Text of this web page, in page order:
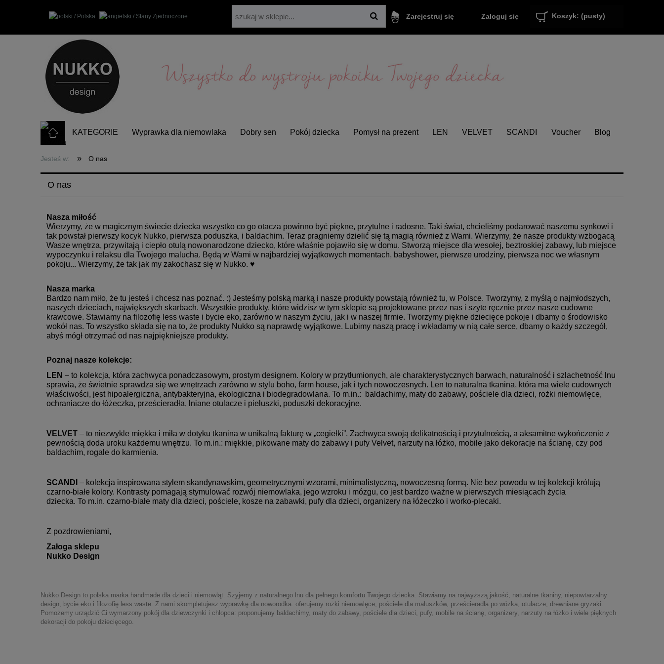
Koszyk: (pusty)
Zarejestruj się Zaloguj się
KATEGORIE Wyprawka dla niemowlaka Dobry sen Pokój dziecka Pomysł na prezent LEN VELVET SCANDI Voucher Blog
Częste pytania
Jesteś w: » O nas
O nas
Nasza miłość
Wierzymy, że w magicznym świecie dziecka wszystko co go otacza powinno być piękne, przytulne i radosne. Taki świat, chcieliśmy podarować naszemu synkowi i
tak powstał pierwszy kocyk Nukko, pierwsza poduszka, i baldachim. Teraz pragniemy dzielić się tą magią również z Wami. Wierzymy, że nasze produkty wzbogacą
Wasze wnętrza, przywitają i ciepło otulą nowonarodzone dziecko, które właśnie pojawiło się w domu. Stworzą miejsce dla wesołej, beztroskiej zabawy, lub miejsce
wypoczynku i relaksu dla Twojego malucha. Będą w Wami w najbardziej wyjątkowych momentach, babyshower, pierwsze urodziny, pierwsza noc we własnym
pokoju... Wierzymy, że tak jak my zakochasz się w Nukko. ♥
Nasza marka
Bardzo nam miło, że tu jesteś i chcesz nas poznać. :) Jesteśmy polską marką i nasze produkty powstają również tu, w Polsce. Tworzymy, z myślą o najmłodszych,
naszych dzieciach, największych skarbach. Wszystkie produkty, które widzisz w tym sklepie są projektowane przez nas i szyte ręcznie przez nasze cudowne
krawcowe. Stawiamy na filozofię less waste i bycie eko, zarówno w naszym życiu, jak i w naszej firmie. Tworzymy piękne dziecięce pokoje i dbamy o środowisko
wokół nas. To wszystko składa się na to, że produkty Nukko są naprawdę wyjątkowe. Lubimy naszą pracę i wkładamy w nią całe serce, dbamy o każdy szczegół,
abyś mógł otrzymać od nas najpiękniejsze produkty.
Poznaj nasze kolekcje:
LEN – to kolekcja, która zachwyca ponadczasowym, prostym designem. Kolory w przytłumionych, ale charakterystycznych barwach, naturalność i szlachetność lnu
sprawia, że świetnie sprawdza się we wnętrzach zarówno w stylu boho, farm house, jak i tych nowoczesnych. Len to naturalna tkanina, która ma wiele cudownych
właściwości, jest hipoalergiczna, antybakteryjna, ekologiczna i biodegradowlana. To m.in.: baldachimy, maty do zabawy, pościele dla dzieci, rożki niemowlęce,
ochraniacze do łóżeczka, prześcieradła, lniane otulacze i pieluszki, poduszki dekoracyjne.
VELVET – to niezwykle miękka i miła w dotyku tkanina w unikalną fakturę w „cegiełki”. Zachwyca swoją delikatnością i przytulnością, a aksamitne wykończenie z
pewnością doda uroku każdemu wnętrzu. To m.in.: miękkie, pikowane maty do zabawy i pufy Velvet, narzuty na łóżko, mobile jako dekoracje na ścianę, czy pod
baldachim, rogale do karmienia.
SCANDI – kolekcja inspirowana stylem skandynawskim, geometrycznymi wzorami, minimalistyczną, nowoczesną formą. Nie bez powodu w tej kolekcji królują
czarno-białe kolory. Kontrasty pomagają stymulować rozwój niemowlaka, jego wzroku i mózgu, co jest bardzo ważne w pierwszych miesiącach życia
dziecka. To m.in. czarno-białe maty dla dzieci, pościele, kosze na zabawki, pufy dla dzieci, organizery na łóżeczko i worko-plecaki.
Z pozdrowieniami,
Załoga sklepu
Nukko Design
Nukko Design to polska marka handmade dla dzieci i niemowląt. Szyjemy z naturalnego lnu dla pełnego komfortu Twojego dziecka. Stawiamy na najwyższą jakość, naturalne tkaniny, niepowtarzalny
design, bycie eko i filozofię less waste. Z nami skompletujesz wyprawkę dla noworodka: oferujemy rożki niemowlęce, pościele dla maluszków, prześcieradła po wózka, otulacze, drewniane gryzaki.
Pomożemy urządzić Ci wymarzony pokój dla dziewczynki i chłopca: proponujemy baldachimy, maty do zabawy, pościele dla dzieci, pufy, mobile na ścianę, organizery, narzuty na łóżko i wiele pięknych
dekoracji do pokoju dziecięcego.